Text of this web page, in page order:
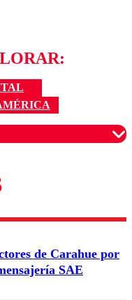
para garantizar un
de Carahue por
SAE